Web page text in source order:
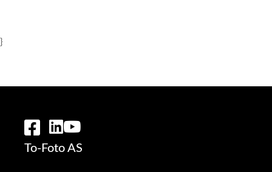
}
To-Foto AS